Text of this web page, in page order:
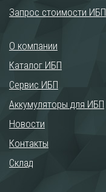
Запрос стоимости ИБП
О компании
Каталог ИБП
Сервис ИБП
Аккумуляторы для ИБП
Новости
Контакты
Склад